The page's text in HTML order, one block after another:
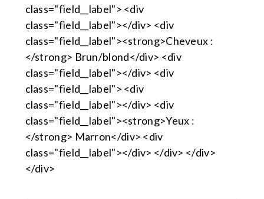
class="field__label"> <div
class="field__label"></div> <div
class="field__label"><strong>Cheveux :
</strong> Brun/blond</div> <div
class="field__label"></div> <div
class="field__label"> <div
class="field__label"></div> <div
class="field__label"><strong>Yeux :
</strong> Marron</div> <div
class="field__label"></div> </div> </div>
</div>